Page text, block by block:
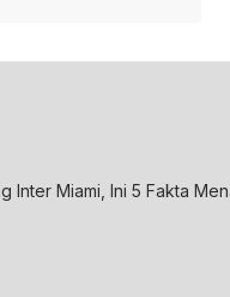
Inter Miami, Ini 5 Fakta